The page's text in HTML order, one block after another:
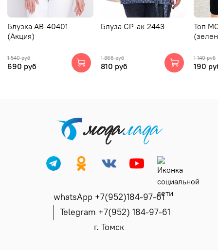
Блузка АВ-40401
(Акция)
1 540 руб
690 руб
Блуза СР-ак-2443
1 866 руб
810 руб
Топ
1 140 руб
190
whatsApp +7(952)184-97-61
Telegram +7(952) 184-97-61
г. Томск